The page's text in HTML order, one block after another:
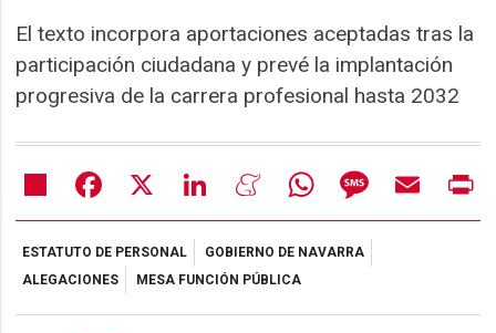
El texto incorpora aportaciones aceptadas tras la
participación ciudadana y prevé la implantación
progresiva de la carrera profesional hasta 2032
Share Facebook LinkedIn MeneameWhatsAppMessageEmail
ESTATUTO DE PERSONAL
GOBIERNO DE NAVARRA
ALEGACIONES
MESA FUNCIÓN PÚBLICA